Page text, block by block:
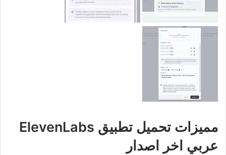
مميزات تحميل تطبيق ElevenLabs
عربي اخر اصدار